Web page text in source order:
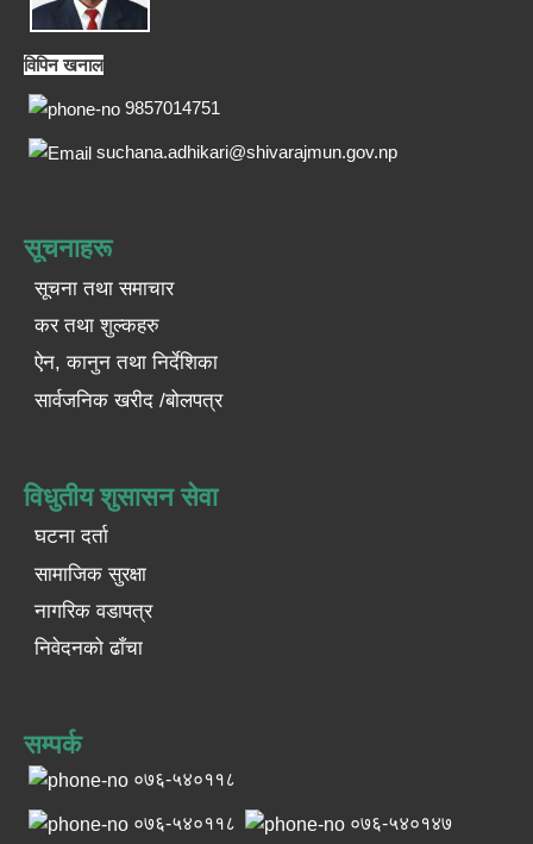
विपिन खनाल
9857014751
suchana.adhikari@shivarajmun.gov.np
सूचनाहरू
सूचना तथा समाचार
कर तथा शुल्कहरु
ऐन, कानुन तथा निर्देशिका
सार्वजनिक खरीद /बोलपत्र
विधुतीय शुसासन सेवा
घटना दर्ता
सामाजिक सुरक्षा
नागरिक वडापत्र
निवेदनको ढाँचा
सम्पर्क
०७६-५४०११८
०७६-५४०११८ ०७६-५४०१४७